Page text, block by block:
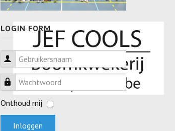
LOGIN FORM
Gebruikersnaam
Wachtwoord
Onthoud mij
Inloggen